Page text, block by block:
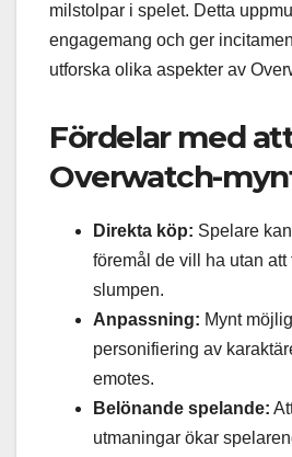
milstolpar i spelet. Detta
engagemang och ger
utforska olika aspekter av
Fördelar med
Overwatch-
Direkta köp: Spelare
föremål de vill ha utan att
slumpen.
Anpassning: Mynt
personifiering av
emotes.
Belönande spelande:
utmaningar ökar